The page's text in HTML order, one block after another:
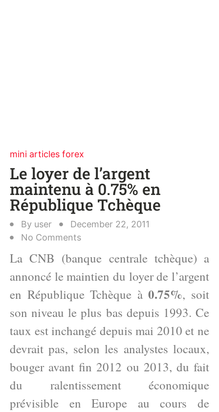
mini articles forex
Le loyer de l’argent
maintenu à 0.75% en
République Tchèque
By user
December 22, 2011
No Comments
La CNB (banque centrale tchèque) a
annoncé le maintien du loyer de l’argent
en République Tchèque à0.75%, soit
son niveau le plus bas depuis 1993. Ce
taux est inchangé depuis mai 2010 et ne
devrait pas, selon les analystes locaux,
bouger avant fin 2012 ou 2013, du fait
du ralentissement économique
prévisible en Europe au cours de